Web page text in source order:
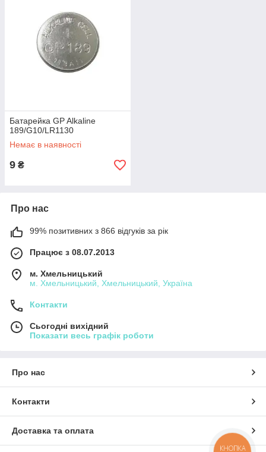
Батарейка GP Alkaline
189/G10/LR1130
Немає в наявності
9 ₴
Про нас
99% позитивних з 866 відгуків за рік
Працює з 08.07.2013
м. Хмельницький
м. Хмельницький, Хмельницький, Україна
Контакти
Сьогодні вихідний
Показати весь графік роботи
Про нас
Контакти
Доставка та оплата
КНОПКА